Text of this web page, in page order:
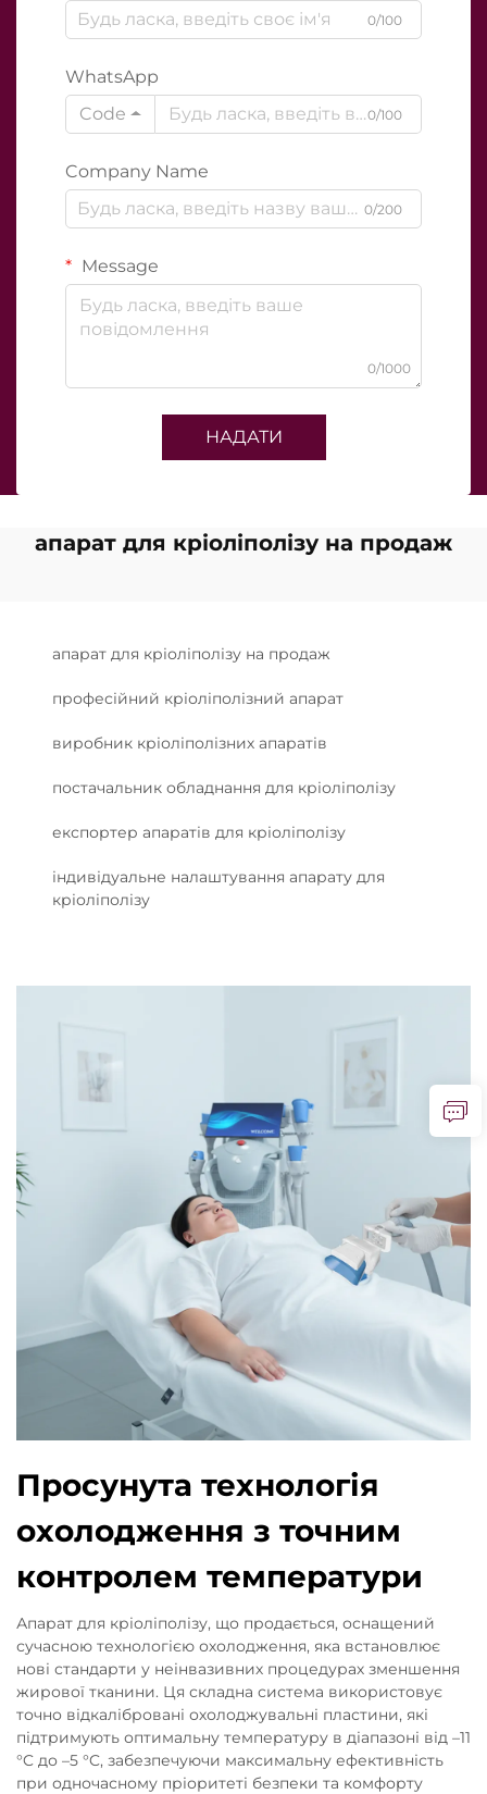
0/100
WhatsApp
Code
0/100
Company Name
0/200
Message
0/1000
НАДАТИ
апарат для кріоліполізу на продаж
апарат для кріоліполізу на продаж
професійний кріоліполізний апарат
виробник кріоліполізних апаратів
постачальник обладнання для кріоліполізу
експортер апаратів для кріоліполізу
індивідуальне налаштування апарату для
кріоліполізу
Просунута технологія
охолодження з точним
контролем температури
Апарат для кріоліполізу, що продається, оснащений
сучасною технологією охолодження, яка встановлює
нові стандарти у неінвазивних процедурах зменшення
жирової тканини. Ця складна система використовує
точно відкалібровані охолоджувальні пластини, які
підтримують оптимальну температуру в діапазоні від –11
°C до –5 °C, забезпечуючи максимальну ефективність
при одночасному пріоритеті безпеки та комфорту